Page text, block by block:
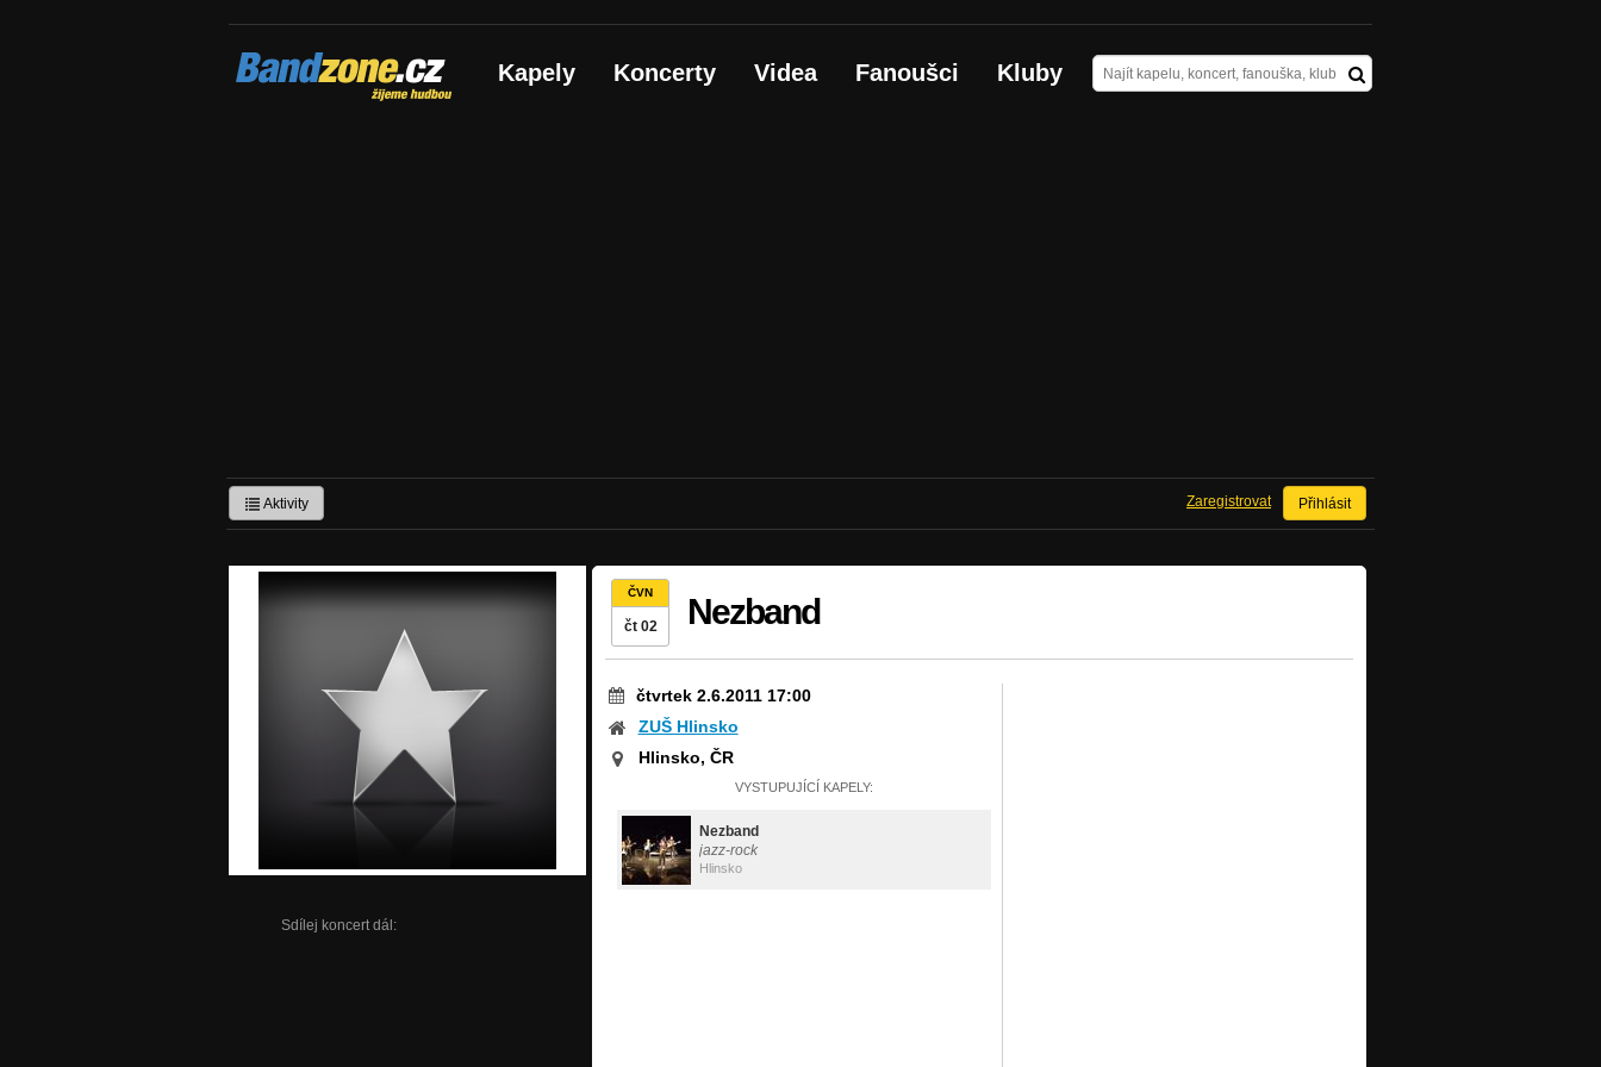
Bandzone.cz
žijeme hudbou Kapely Koncerty Videa Fanoušci Kluby
Aktivity Přihlásit
Zaregistrovat
Sdílej koncert dál:
ČVN
čt 02 Nezband
čtvrtek 2.6.2011 17:00
ZUŠ Hlinsko
Hlinsko, ČR
VYSTUPUJÍCÍ KAPELY:
Nezband
jazz-rock
Hlinsko